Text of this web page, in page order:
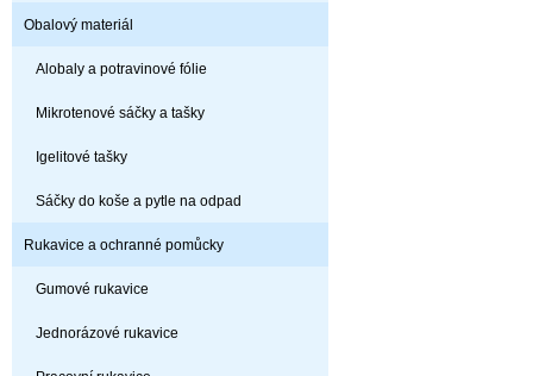
Obalový materiál
Alobaly a potravinové fólie
Mikrotenové sáčky a tašky
Igelitové tašky
Sáčky do koše a pytle na odpad
Rukavice a ochranné pomůcky
Gumové rukavice
Jednorázové rukavice